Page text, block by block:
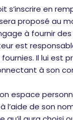
s’inscrire en
proposé au
à fournir
est
Il lui est
à son
espace
l’aide de son